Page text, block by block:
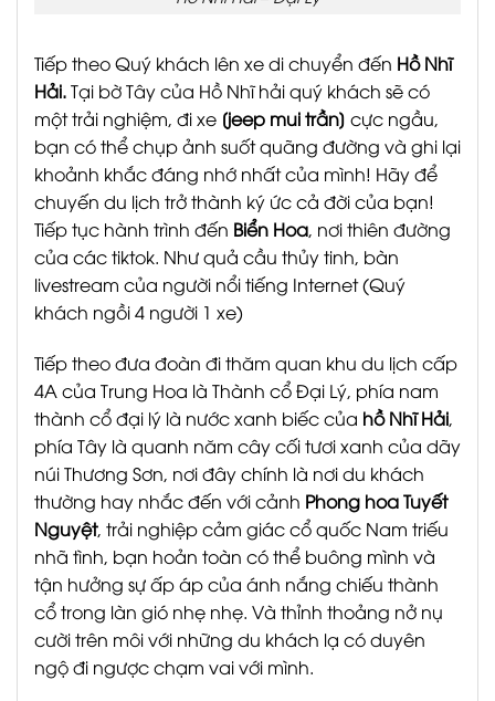
Tiếp theo Quý khách lên xe di chuyển đến Hồ Nhĩ
Hải.Tại bờ Tây của Hồ Nhĩ hải quý khách sẽ có
một trải nghiệm, đi xe [jeep mui trần] cực ngầu,
bạn có thể chụp ảnh suốt quãng đường và ghi lại
khoảnh khắc đáng nhớ nhất của mình! Hãy để
chuyến du lịch trở thành ký ức cả đời của bạn!
Tiếp tục hành trình đến Biển Hoa, nơi thiên đường
của các tiktok. Như quả cầu thủy tinh, bàn
livestream của người nổi tiếng Internet (Quý
khách ngồi 4 người 1 xe)
Tiếp theo đưa đoàn đi thăm quan khu du lịch cấp
4A của Trung Hoa là Thành cổ Đại Lý, phía nam
thành cổ đại lý là nước xanh biếc của hồ Nhĩ Hải,
phía Tây là quanh năm cây cối tươi xanh của dãy
núi Thương Sơn, nơi đây chính là nơi du khách
thường hay nhắc đến với cảnh Phong hoa Tuyết
Nguyệt, trải nghiệp cảm giác cổ quốc Nam triếu
nhã tình, bạn hoản toàn có thể buông mình và
tận hưởng sự ấp áp của ánh nắng chiếu thành
cổ trong làn gió nhẹ nhẹ. Và thỉnh thoảng nở nụ
cười trên môi với những du khách lạ có duyên
ngộ đi ngược chạm vai với mình.